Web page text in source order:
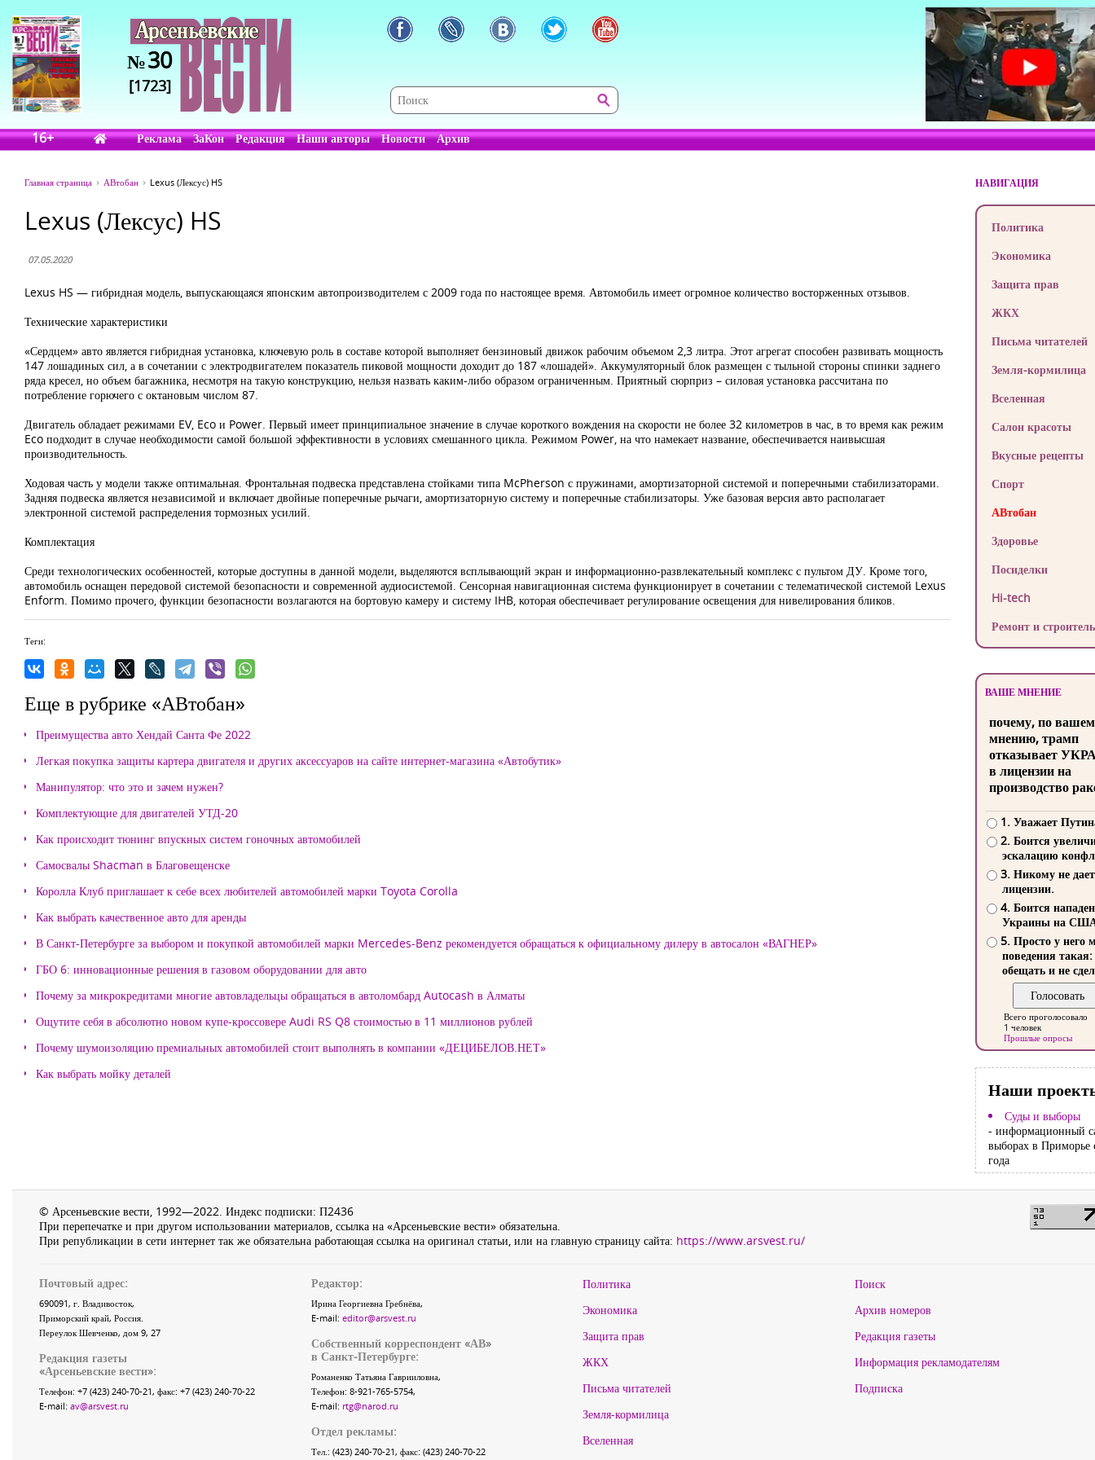
№30
[1723]
16+ Реклама ЗаКон Редакция Наши авторы Новости Архив
Главная страница АВтобан Lexus (Лексус) HS
Lexus (Лексус) HS
07.05.2020
Lexus HS — гибридная модель, выпускающаяся японским автопроизводителем с 2009 года по настоящее время. Автомобиль имеет огромное количество восторженных отзывов.
Технические характеристики
«Сердцем» авто является гибридная установка, ключевую роль в составе которой выполняет бензиновый движок рабочим объемом 2,3 литра. Этот агрегат способен развивать мощность
147 лошадиных сил, а в сочетании с электродвигателем показатель пиковой мощности доходит до 187 «лошадей». Аккумуляторный блок размещен с тыльной стороны спинки заднего
ряда кресел, но объем багажника, несмотря на такую конструкцию, нельзя назвать каким-либо образом ограниченным. Приятный сюрприз – силовая установка рассчитана по
потребление горючего с октановым числом 87.
Двигатель обладает режимами EV, Eco и Power. Первый имеет принципиальное значение в случае короткого вождения на скорости не более 32 километров в час, в то время как режим
Eco подходит в случае необходимости самой большой эффективности в условиях смешанного цикла. Режимом Power, на что намекает название, обеспечивается наивысшая
производительность.
Ходовая часть у модели также оптимальная. Фронтальная подвеска представлена стойками типа McPherson с пружинами, амортизаторной системой и поперечными стабилизаторами.
Задняя подвеска является независимой и включает двойные поперечные рычаги, амортизаторную систему и поперечные стабилизаторы. Уже базовая версия авто располагает
электронной системой распределения тормозных усилий.
Комплектация
Среди технологических особенностей, которые доступны в данной модели, выделяются всплывающий экран и информационно-развлекательный комплекс с пультом ДУ. Кроме того,
автомобиль оснащен передовой системой безопасности и современной аудиосистемой. Сенсорная навигационная система функционирует в сочетании с телематической системой Lexus
Enform. Помимо прочего, функции безопасности возлагаются на бортовую камеру и систему IHB, которая обеспечивает регулирование освещения для нивелирования бликов.
Теги:
Еще в рубрике «АВтобан»
Преимущества авто Хендай Санта Фе 2022
Легкая покупка защиты картера двигателя и других аксессуаров на сайте интернет-магазина «Автобутик»
Манипулятор: что это и зачем нужен?
Комплектующие для двигателей УТД-20
Как происходит тюнинг впускных систем гоночных автомобилей
Самосвалы Shacman в Благовещенске
Королла Клуб приглашает к себе всех любителей автомобилей марки Toyota Corolla
Как выбрать качественное авто для аренды
В Санкт-Петербурге за выбором и покупкой автомобилей марки Mercedes-Benz рекомендуется обращаться к официальному дилеру в автосалон «ВАГНЕР»
ГБО 6: инновационные решения в газовом оборудовании для авто
Почему за микрокредитами многие автовладельцы обращаться в автоломбард Autocash в Алматы
Ощутите себя в абсолютно новом купе-кроссовере Audi RS Q8 стоимостью в 11 миллионов рублей
Почему шумоизоляцию премиальных автомобилей стоит выполнять в компании «ДЕЦИБЕЛОВ.НЕТ»
Как выбрать мойку деталей
НАВИГАЦИЯ
Политика
Экономика
Защита прав
ЖКХ
Письма читателей
Земля-кормилица
Вселенная
Салон красоты
Вкусные рецепты
Спорт
АВтобан
Здоровье
Посиделки
Hi-tech
Ремонт и
ВАШЕ МНЕНИЕ
почему, по
мнению, трамп
отказывает
в лицензии на
производство
1. Уважает
2. Боится
эскалацию
3. Никому не
лицензии.
4. Боится
Украины на
5. Просто у него
поведения такая:
обещать и не
Всего проголосовало
1 человек
Прошлые опросы
Наши
Суды и выборы
- информационный
выборах в Приморье
года
© Арсеньевские вести, 1992—2022. Индекс подписки: П2436
При перепечатке и при другом использовании материалов, ссылка на «Арсеньевские вести» обязательна.
При републикации в сети интернет так же обязательна работающая ссылка на оригинал статьи, или на главную страницу сайта: https://www.arsvest.ru/
Почтовый адрес:
690091, г. Владивосток,
Приморский край, Россия.
Переулок Шевченко, дом 9, 27
Редакция газеты
«Арсеньевские вести»:
Телефон: +7 (423) 240-70-21, факс: +7 (423) 240-70-22
E-mail: av@arsvest.ru
Редактор:
Ирина Георгиевна Гребнёва,
E-mail: editor@arsvest.ru
Собственный корреспондент «АВ»
в Санкт-Петербурге:
Романенко Татьяна Гаврииловна,
Телефон: 8-921-765-5754,
E-mail: rtg@narod.ru
Отдел рекламы:
Тел.: (423) 240-70-21, факс: (423) 240-70-22
Политика
Экономика
Защита прав
ЖКХ
Письма читателей
Земля-кормилица
Вселенная
Поиск
Архив номеров
Редакция газеты
Информация рекламодателям
Подписка